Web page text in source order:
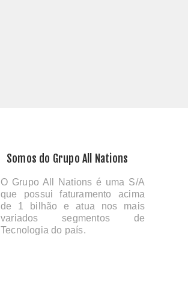
Somos do Grupo All Nations
O Grupo All Nations é uma S/A
que possui faturamento acima
de 1 bilhão e atua nos mais
variados segmentos de
Tecnologia do país.